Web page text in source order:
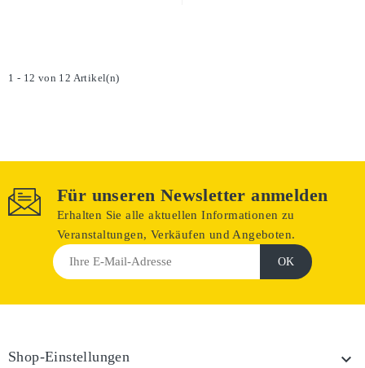
1 - 12 von 12 Artikel(n)
Für unseren Newsletter anmelden
Erhalten Sie alle aktuellen Informationen zu
Veranstaltungen, Verkäufen und Angeboten.
Shop-Einstellungen 